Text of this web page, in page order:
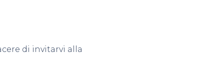
di invitarvi alla